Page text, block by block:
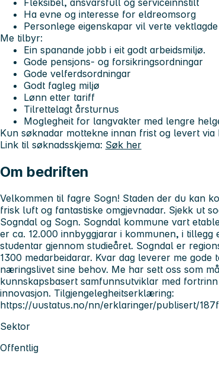
Ha evne og interesse for eldreomsorg
Personlege eigenskapar vil verte vektlagde
Me tilbyr:
Ein spanande jobb i eit godt arbeidsmiljø.
Gode pensjons- og forsikringsordningar
Gode velferdsordningar
Godt fagleg miljø
Lønn etter tariff
Tilrettelagt årsturnus
Moglegheit for langvakter med lengre
Kun søknadar mottekne innan frist og levert
Link til søknadsskjema: Søk her
Om bedriften
Velkommen til fagre Sogn! Staden der du kan
frisk luft og fantastiske omgjevnadar. Sjekk ut
Sogndal og Sogn. Sogndal kommune vart
er ca. 12.000 innbyggjarar i kommunen, i
studentar gjennom studieåret. Sogndal er
1300 medarbeidarar. Kvar dag leverer me gode
næringslivet sine behov. Me har sett oss som
kunnskapsbasert samfunnsutviklar med
innovasjon. Tilgjengelegheitserklæring:
https://uustatus.no/nn/erklaringer/publisert/
Sektor
Offentlig